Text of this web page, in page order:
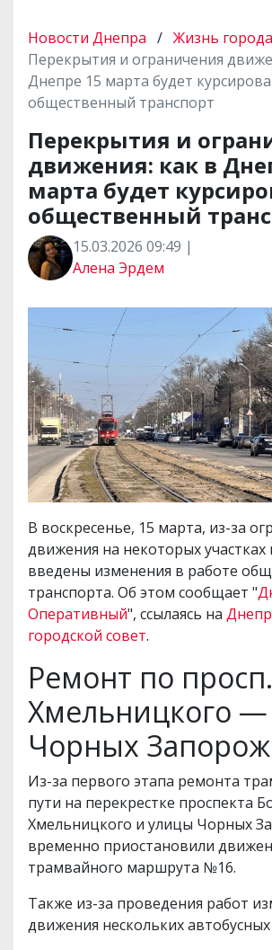
Новости Днепра / Жизнь города
Перекрытия и ограничения
Днепре 15 марта будет
общественный транспорт
Перекрытия и
движения: как в
марта будет
общественный
15.03.2026 09:49 |
Алена Эрдем
В воскресенье, 15 марта, из-за
движения на некоторых участках
введены изменения в работе
транспорта. Об этом сообщает "
Оперативный", ссылаясь на
городской совет.
Ремонт по
Хмельницкого —
Чорных
Из-за первого этапа ремонта
пути на перекрестке проспекта
Хмельницкого и улицы Чорных
временно приостановили
трамвайного маршрута №16.
Также из-за проведения работ
движения нескольких